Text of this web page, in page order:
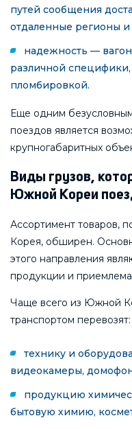
путей сообщения
отдаленные регионы и
надежность —
различной
пломбировкой.
Еще одним
поездов является
крупногабаритных
Виды грузов,
Южной Кореи
Ассортимент товаров,
Корея, обширен.
этого направления
продукции и
Чаще всего из Южной
транспортом перевозят:
технику и
видеокамеры,
продукцию
бытовую химию,